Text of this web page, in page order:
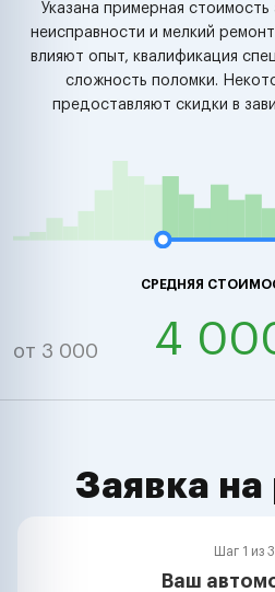
Указана примерная
неисправности и мелкий
влияют опыт, квалификация
сложность поломки.
предоставляют скидки в
СРЕДНЯЯ
от 3 000 4
Заявка
Шаг 1 из 3
Ваш